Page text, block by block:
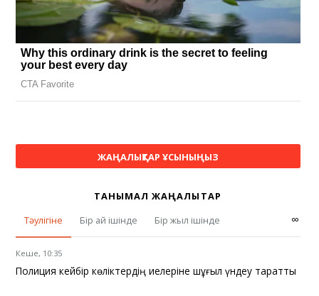
ЖАҢАЛЫҚТАР ҰСЫНЫҢЫЗ
ТАНЫМАЛ ЖАҢАЛЫҚТАР
Тәулігіне
Бір ай ішінде Бір жыл ішінде ∞
Кеше, 10:35
Полиция кейбір көліктердің иелеріне шұғыл үндеу таратты